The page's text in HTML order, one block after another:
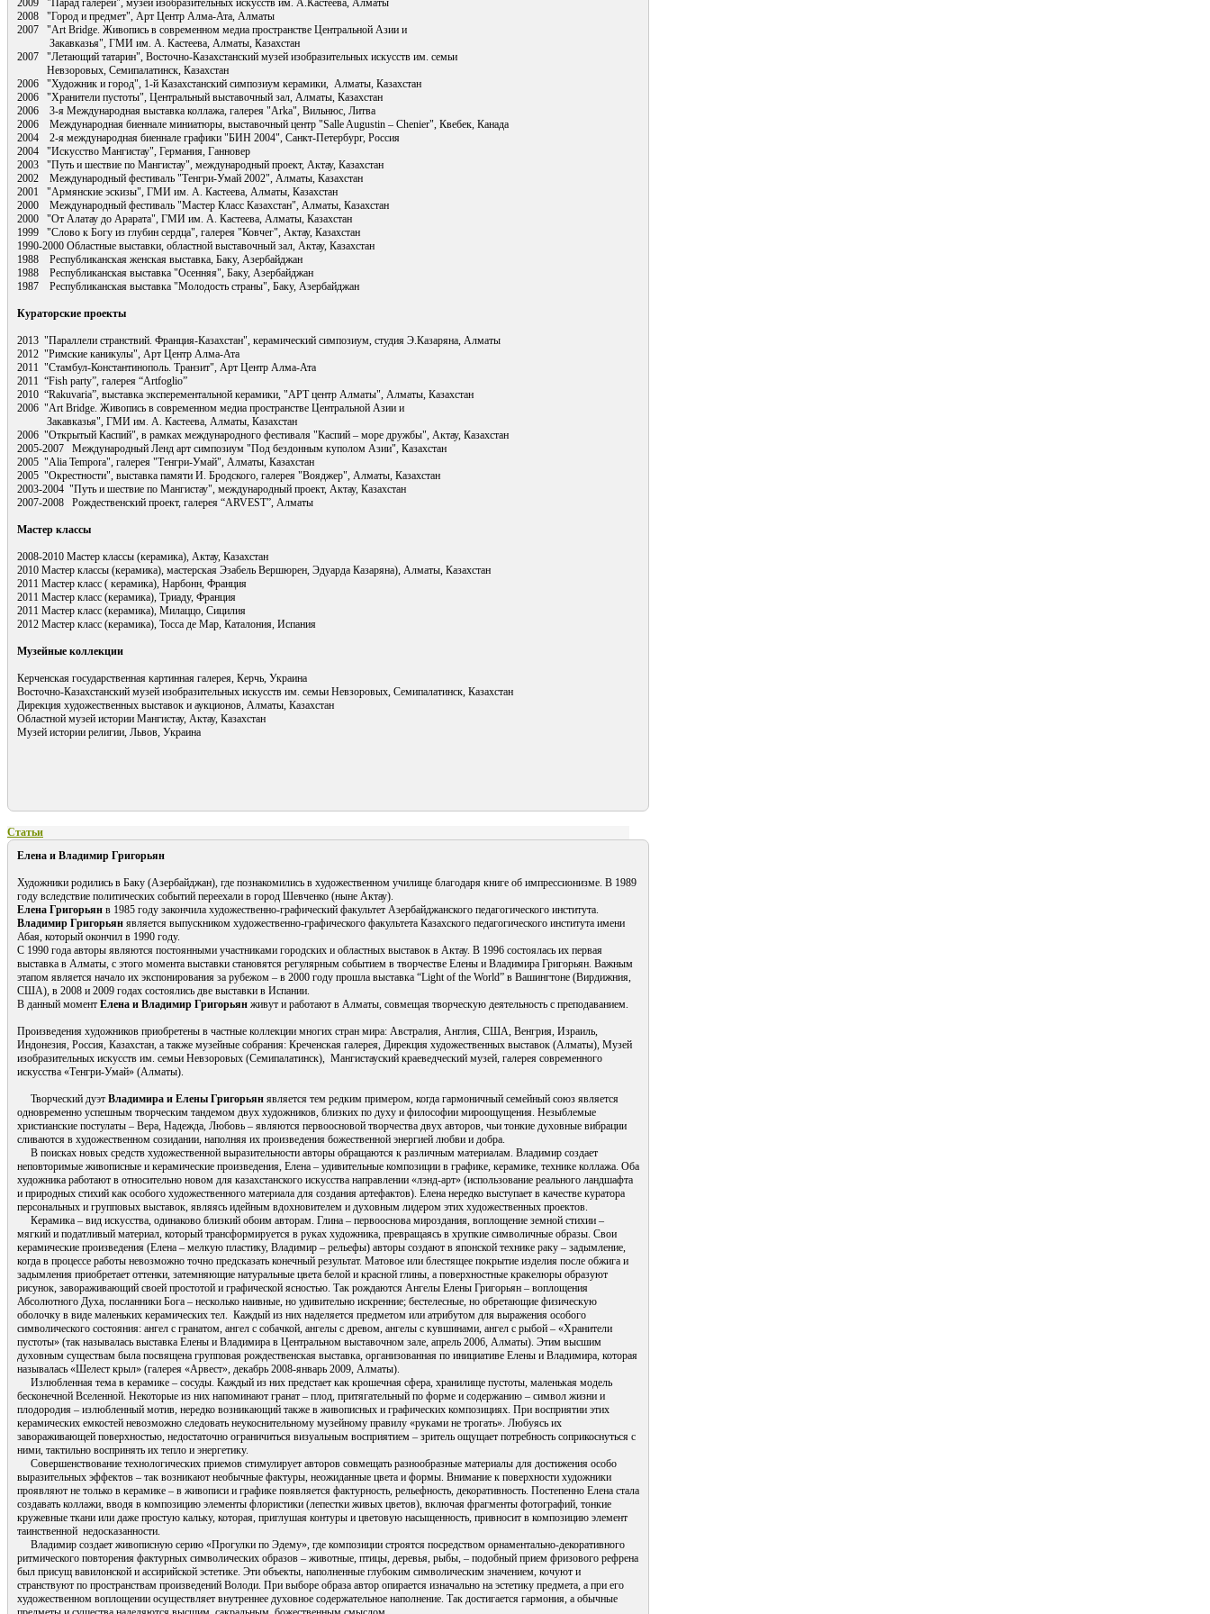
2009 "Парад галерей", музей изобразительных искусств им. А.Кастеева, Алматы
2008 "Город и предмет", Арт Центр Алма-Ата, Алматы
2007 "Art Bridge. Живопись в современном медиа пространстве Центральной Азии и
Закавказья", ГМИ им. А. Кастеева, Алматы, Казахстан
2007 "Летающий татарин", Восточно-Казахстанский музей изобразительных искусств им. семьи
Невзоровых, Семипалатинск, Казахстан
2006 "Художник и город", 1-й Казахстанский симпозиум керамики, Алматы, Казахстан
2006 "Хранители пустоты", Центральный выставочный зал, Алматы, Казахстан
2006 3-я Международная выставка коллажа, галерея "Arka", Вильнюс, Литва
2006 Международная биеннале миниатюры, выставочный центр "Salle Augustin – Chenier", Квебек, Канада
2004 2-я международная биеннале графики "БИН 2004", Санкт-Петербург, Россия
2004 "Искусство Мангистау", Германия, Ганновер
2003 "Путь и шествие по Мангистау", международный проект, Актау, Казахстан
2002 Международный фестиваль "Тенгри-Умай 2002", Алматы, Казахстан
2001 "Армянские эскизы", ГМИ им. А. Кастеева, Алматы, Казахстан
2000 Международный фестиваль "Мастер Класс Казахстан", Алматы, Казахстан
2000 "От Алатау до Арарата", ГМИ им. А. Кастеева, Алматы, Казахстан
1999 "Слово к Богу из глубин сердца", галерея "Ковчег", Актау, Казахстан
1990-2000 Областные выставки, областной выставочный зал, Актау, Казахстан
1988 Республиканская женская выставка, Баку, Азербайджан
1988 Республиканская выставка "Осенняя", Баку, Азербайджан
1987 Республиканская выставка "Молодость страны", Баку, Азербайджан
Кураторские проекты
2013 "Параллели странствий. Франция-Казахстан", керамический симпозиум, студия Э.Казаряна, Алматы
2012 "Римские каникулы", Арт Центр Алма-Ата
2011 "Стамбул-Константинополь. Транзит", Арт Центр Алма-Ата
2011 “Fish party”, галерея “Artfoglio”
2010 “Rakuvaria”, выставка эксперементальной керамики, "АРТ центр Алматы", Алматы, Казахстан
2006 "Art Bridge. Живопись в современном медиа пространстве Центральной Азии и
Закавказья", ГМИ им. А. Кастеева, Алматы, Казахстан
2006 "Открытый Каспий", в рамках международного фестиваля "Каспий – море дружбы", Актау, Казахстан
2005-2007 Международный Ленд арт симпозиум "Под бездонным куполом Азии", Казахстан
2005 "Alia Tempora", галерея "Тенгри-Умай", Алматы, Казахстан
2005 "Окрестности", выставка памяти И. Бродского, галерея "Вояджер", Алматы, Казахстан
2003-2004 "Путь и шествие по Мангистау", международный проект, Актау, Казахстан
2007-2008 Рождественский проект, галерея “ARVEST”, Алматы
Мастер классы
2008-2010 Мастер классы (керамика), Актау, Казахстан
2010 Мастер классы (керамика), мастерская Эзабель Вершюрен, Эдуарда Казаряна), Алматы, Казахстан
2011 Мастер класс ( керамика), Нарбонн, Франция
2011 Мастер класс (керамика), Триаду, Франция
2011 Мастер класс (керамика), Милаццо, Сицилия
2012 Мастер класс (керамика), Тосса де Мар, Каталония, Испания
Музейные коллекции
Керченская государственная картинная галерея, Керчь, Украина
Восточно-Казахстанский музей изобразительных искусств им. семьи Невзоровых, Семипалатинск, Казахстан
Дирекция художественных выставок и аукционов, Алматы, Казахстан
Областной музей истории Мангистау, Актау, Казахстан
Музей истории религии, Львов, Украина
Статьи
Елена и Владимир Григорьян
Художники родились в Баку (Азербайджан), где познакомились в художественном училище благодаря книге об импрессионизме. В 1989
году вследствие политических событий переехали в город Шевченко (ныне Актау).
Елена Григорьян в 1985 году закончила художественно-графический факультет Азербайджанского педагогического института.
Владимир Григорьян является выпускником художественно-графического факультета Казахского педагогического института имени
Абая, который окончил в 1990 году.
С 1990 года авторы являются постоянными участниками городских и областных выставок в Актау. В 1996 состоялась их первая
выставка в Алматы, с этого момента выставки становятся регулярным событием в творчестве Елены и Владимира Григорьян. Важным
этапом является начало их экспонирования за рубежом – в 2000 году прошла выставка “Light of the World” в Вашингтоне (Вирдижния,
США), в 2008 и 2009 годах состоялись две выставки в Испании.
В данный момент Елена и Владимир Григорьян живут и работают в Алматы, совмещая творческую деятельность с преподаванием.
Произведения художников приобретены в частные коллекции многих стран мира: Австралия, Англия, США, Венгрия, Израиль,
Индонезия, Россия, Казахстан, а также музейные собрания: Креченская галерея, Дирекция художественных выставок (Алматы), Музей
изобразительных искусств им. семьи Невзоровых (Семипалатинск), Мангистауский краеведческий музей, галерея современного
искусства «Тенгри-Умай» (Алматы).
Творческий дуэт Владимира и Елены Григорьян является тем редким примером, когда гармоничный семейный союз является
одновременно успешным творческим тандемом двух художников, близких по духу и философии мироощущения. Незыблемые
христианские постулаты – Вера, Надежда, Любовь – являются первоосновой творчества двух авторов, чьи тонкие духовные вибрации
сливаются в художественном созидании, наполняя их произведения божественной энергией любви и добра.
В поисках новых средств художественной выразительности авторы обращаются к различным материалам. Владимир создает
неповторимые живописные и керамические произведения, Елена – удивительные композиции в графике, керамике, технике коллажа. Оба
художника работают в относительно новом для казахстанского искусства направлении «лэнд-арт» (использование реального ландшафта
и природных стихий как особого художественного материала для создания артефактов). Елена нередко выступает в качестве куратора
персональных и групповых выставок, являясь идейным вдохновителем и духовным лидером этих художественных проектов.
Керамика – вид искусства, одинаково близкий обоим авторам. Глина – первооснова мироздания, воплощение земной стихии –
мягкий и податливый материал, который трансформируется в руках художника, превращаясь в хрупкие символичные образы. Свои
керамические произведения (Елена – мелкую пластику, Владимир – рельефы) авторы создают в японской технике раку – задымление,
когда в процессе работы невозможно точно предсказать конечный результат. Матовое или блестящее покрытие изделия после обжига и
задымления приобретает оттенки, затемняющие натуральные цвета белой и красной глины, а поверхностные кракелюры образуют
рисунок, завораживающий своей простотой и графической ясностью. Так рождаются Ангелы Елены Григорьян – воплощения
Абсолютного Духа, посланники Бога – несколько наивные, но удивительно искренние; бестелесные, но обретающие физическую
оболочку в виде маленьких керамических тел. Каждый из них наделяется предметом или атрибутом для выражения особого
символического состояния: ангел с гранатом, ангел с собачкой, ангелы с древом, ангелы с кувшинами, ангел с рыбой – «Хранители
пустоты» (так называлась выставка Елены и Владимира в Центральном выставочном зале, апрель 2006, Алматы). Этим высшим
духовным существам была посвящена групповая рождественская выставка, организованная по инициативе Елены и Владимира, которая
называлась «Шелест крыл» (галерея «Арвест», декабрь 2008-январь 2009, Алматы).
Излюбленная тема в керамике – сосуды. Каждый из них предстает как крошечная сфера, хранилище пустоты, маленькая модель
бесконечной Вселенной. Некоторые из них напоминают гранат – плод, притягательный по форме и содержанию – символ жизни и
плодородия – излюбленный мотив, нередко возникающий также в живописных и графических композициях. При восприятии этих
керамических емкостей невозможно следовать неукоснительному музейному правилу «руками не трогать». Любуясь их
завораживающей поверхностью, недостаточно ограничиться визуальным восприятием – зритель ощущает потребность соприкоснуться с
ними, тактильно воспринять их тепло и энергетику.
Совершенствование технологических приемов стимулирует авторов совмещать разнообразные материалы для достижения особо
выразительных эффектов – так возникают необычные фактуры, неожиданные цвета и формы. Внимание к поверхности художники
проявляют не только в керамике – в живописи и графике появляется фактурность, рельефность, декоративность. Постепенно Елена стала
создавать коллажи, вводя в композицию элементы флористики (лепестки живых цветов), включая фрагменты фотографий, тонкие
кружевные ткани или даже простую кальку, которая, приглушая контуры и цветовую насыщенность, привносит в композицию элемент
таинственной недосказанности.
Владимир создает живописную серию «Прогулки по Эдему», где композиции строятся посредством орнаментально-декоративного
ритмического повторения фактурных символических образов – животные, птицы, деревья, рыбы, – подобный прием фризового рефрена
был присущ вавилонской и ассирийской эстетике. Эти объекты, наполненные глубоким символическим значением, кочуют и
странствуют по пространствам произведений Володи. При выборе образа автор опирается изначально на эстетику предмета, а при его
художественном воплощении осуществляет внутреннее духовное содержательное наполнение. Так достигается гармония, а обычные